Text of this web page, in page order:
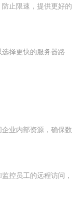
止限速，提供更好的
择更快的服务器路
业内部资源，确保数
控员工的远程访问，